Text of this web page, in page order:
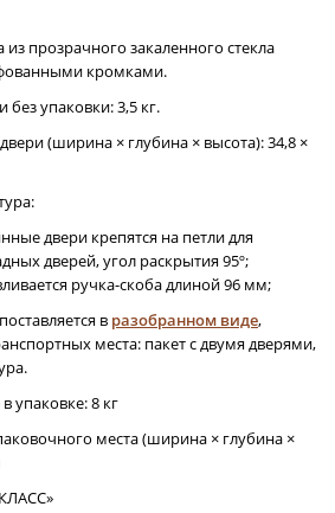
прозрачного закаленного стекла
кромками.
без упаковки: 3,5 кг.
двери (ширина × глубина × высота): 34,8 ×
двери крепятся на петли для
дверей, угол раскрытия 95º;
ручка-скоба длиной 96 мм;
в разобранном виде,
места: пакет с двумя дверями,
упаковке: 8 кг
места (ширина × глубина ×